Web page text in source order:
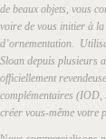
de beaux objets, vous
voire de vous initier à la
d’ornementation.
Sloan depuis plusieurs
officiellement
complémentaires
créer vous-même votre